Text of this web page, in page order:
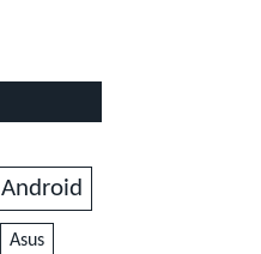
Android
Asus